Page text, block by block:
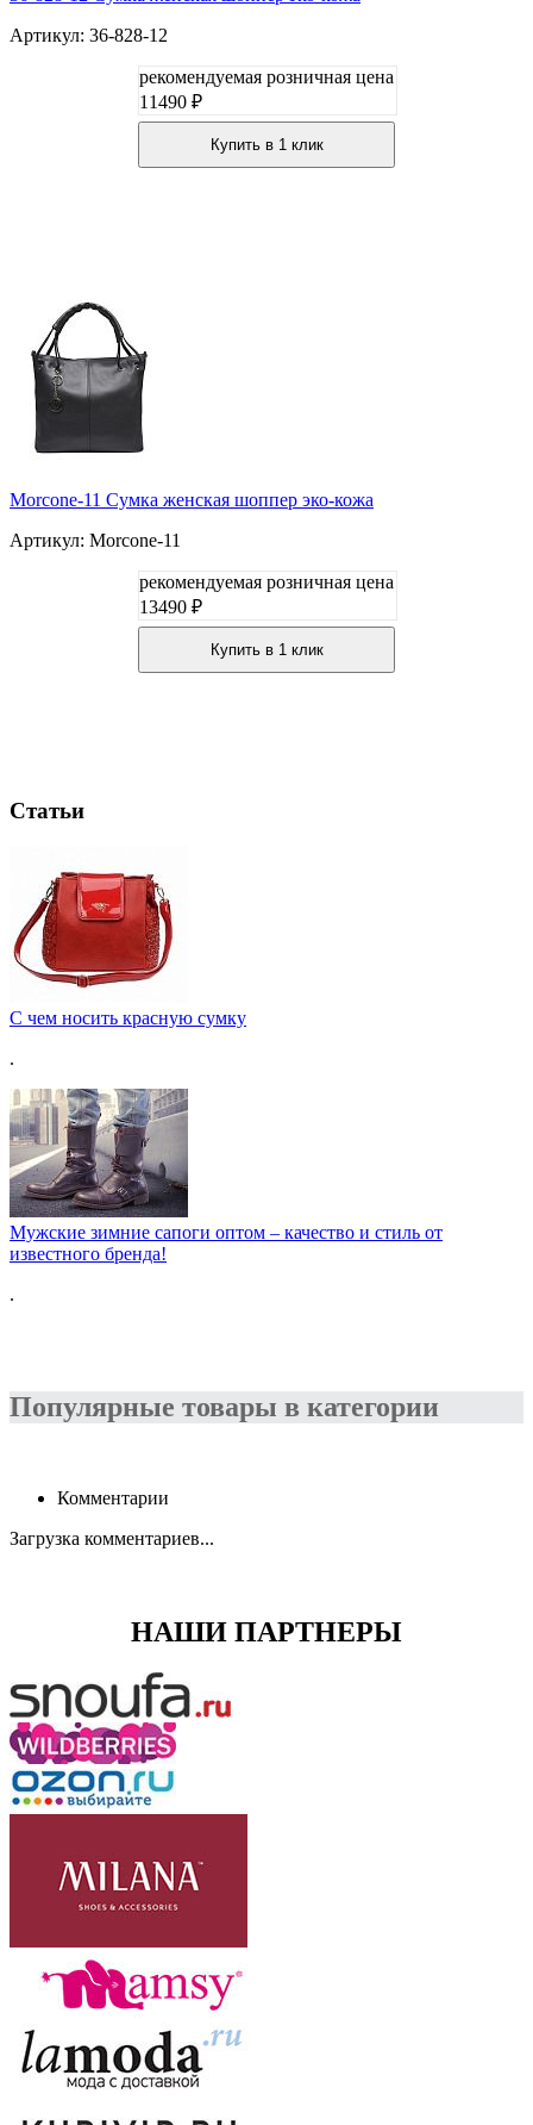
Артикул: 36-828-12
рекомендуемая розничная цена
11490 ₽
Купить в 1 клик
Morcone-11 Сумка женская шоппер эко-кожа
Артикул: Morcone-11
рекомендуемая розничная цена
13490 ₽
Купить в 1 клик
Статьи
C чем носить красную сумку
.
Мужские зимние сапоги оптом – качество и стиль от
известного бренда!
.
Популярные товары в категории
Комментарии
Загрузка комментариев...
НАШИ ПАРТНЕРЫ